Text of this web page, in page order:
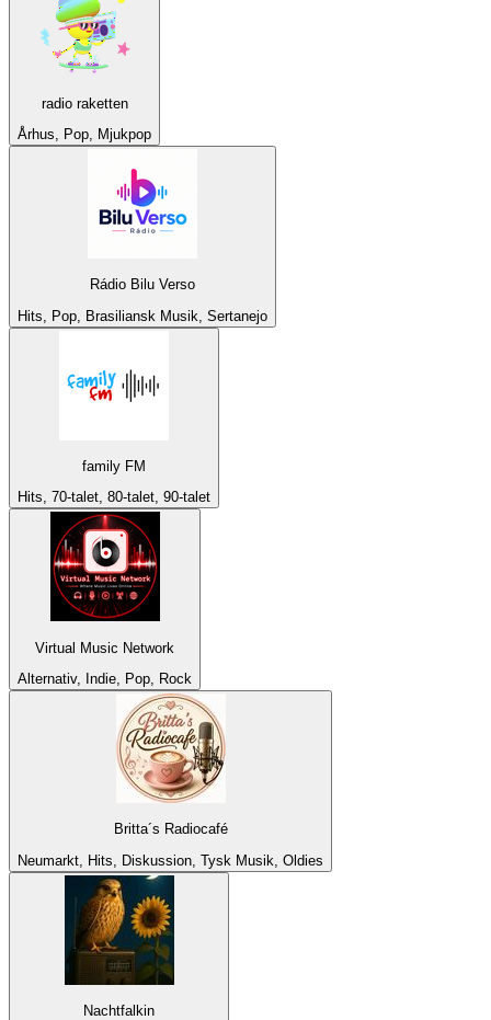
radio raketten
Århus, Pop, Mjukpop
Rádio Bilu Verso
Hits, Pop, Brasiliansk Musik, Sertanejo
family FM
Hits, 70-talet, 80-talet, 90-talet
Virtual Music Network
Alternativ, Indie, Pop, Rock
Britta´s Radiocafé
Neumarkt, Hits, Diskussion, Tysk Musik, Oldies
Nachtfalkin